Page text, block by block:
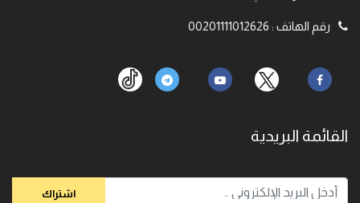
رقم الهاتف :
00201111012626
القائمة البريدية